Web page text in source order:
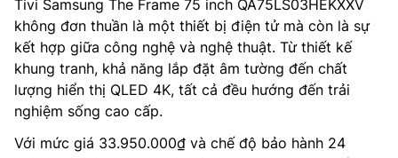
Tivi Samsung The Frame 75 inch QA75LS03HEKXXV
không đơn thuần là một thiết bị điện tử mà còn là sự
kết hợp giữa công nghệ và nghệ thuật. Từ thiết kế
khung tranh, khả năng lắp đặt âm tường đến chất
lượng hiển thị QLED 4K, tất cả đều hướng đến trải
nghiệm sống cao cấp.
Với mức giá 33.950.000₫ và chế độ bảo hành 24